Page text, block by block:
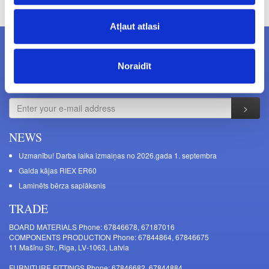
Atļaut atlasi
Noraidīt
Subcribe to newsletters
NEWS
Uzmanību! Darba laika izmaiņas no 2026.gada 1. septembra
Galda kājas RIEX ER60
Laminēts bērza saplāksnis
TRADE
BOARD MATERIALS Phone: 67846678, 67187016
COMPONENTS PRODUCTION Phone: 67844864, 67846675
11 Mašīnu Str., Riga, LV-1063, Latvia